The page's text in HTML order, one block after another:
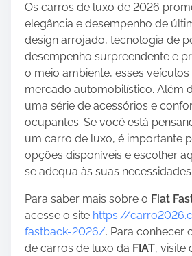
Os carros de luxo de 2026
elegância e desempenho de
design arrojado, tecnologia de
desempenho surpreendente e
o meio ambiente, esses
mercado automobilístico. Além
uma série de acessórios e
ocupantes. Se você está
um carro de luxo, é importante
opções disponíveis e escolher
se adequa às suas
Para saber mais sobre o Fiat
acesse o site https://
fastback-2026/. Para conhecer
de carros de luxo da FIAT, visite